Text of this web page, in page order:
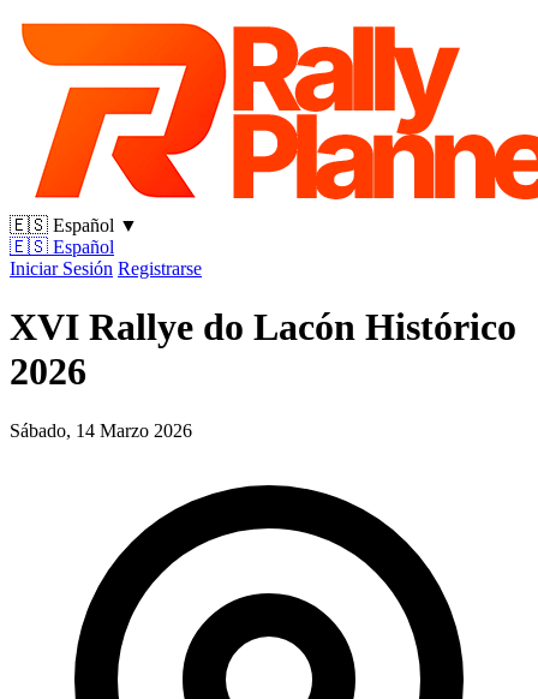
🇪🇸 Español ▼
🇪🇸 Español
Iniciar Sesión Registrarse
XVI Rallye do Lacón Histórico
2026
Sábado, 14 Marzo 2026